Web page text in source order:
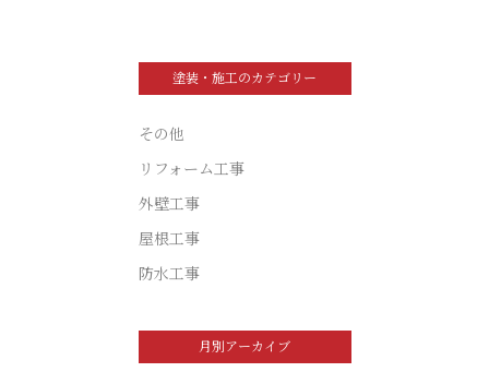
塗装・施工のカテゴリー
その他
リフォーム工事
外壁工事
屋根工事
防水工事
月別アーカイブ